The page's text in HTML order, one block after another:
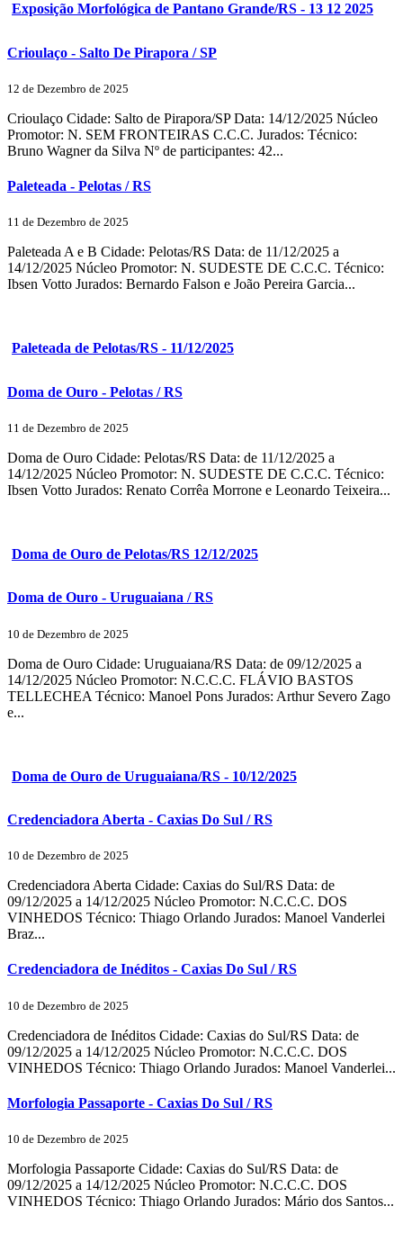
Exposição Morfológica de Pantano Grande/RS - 13 12 2025
Crioulaço - Salto De Pirapora / SP
12 de Dezembro de 2025
Crioulaço Cidade: Salto de Pirapora/SP Data: 14/12/2025 Núcleo
Promotor: N. SEM FRONTEIRAS C.C.C. Jurados: Técnico:
Bruno Wagner da Silva Nº de participantes: 42...
Paleteada - Pelotas / RS
11 de Dezembro de 2025
Paleteada A e B Cidade: Pelotas/RS Data: de 11/12/2025 a
14/12/2025 Núcleo Promotor: N. SUDESTE DE C.C.C. Técnico:
Ibsen Votto Jurados: Bernardo Falson e João Pereira Garcia...
Paleteada de Pelotas/RS - 11/12/2025
Doma de Ouro - Pelotas / RS
11 de Dezembro de 2025
Doma de Ouro Cidade: Pelotas/RS Data: de 11/12/2025 a
14/12/2025 Núcleo Promotor: N. SUDESTE DE C.C.C. Técnico:
Ibsen Votto Jurados: Renato Corrêa Morrone e Leonardo Teixeira...
Doma de Ouro de Pelotas/RS 12/12/2025
Doma de Ouro - Uruguaiana / RS
10 de Dezembro de 2025
Doma de Ouro Cidade: Uruguaiana/RS Data: de 09/12/2025 a
14/12/2025 Núcleo Promotor: N.C.C.C. FLÁVIO BASTOS
TELLECHEA Técnico: Manoel Pons Jurados: Arthur Severo Zago
e...
Doma de Ouro de Uruguaiana/RS - 10/12/2025
Credenciadora Aberta - Caxias Do Sul / RS
10 de Dezembro de 2025
Credenciadora Aberta Cidade: Caxias do Sul/RS Data: de
09/12/2025 a 14/12/2025 Núcleo Promotor: N.C.C.C. DOS
VINHEDOS Técnico: Thiago Orlando Jurados: Manoel Vanderlei
Braz...
Credenciadora de Inéditos - Caxias Do Sul / RS
10 de Dezembro de 2025
Credenciadora de Inéditos Cidade: Caxias do Sul/RS Data: de
09/12/2025 a 14/12/2025 Núcleo Promotor: N.C.C.C. DOS
VINHEDOS Técnico: Thiago Orlando Jurados: Manoel Vanderlei...
Morfologia Passaporte - Caxias Do Sul / RS
10 de Dezembro de 2025
Morfologia Passaporte Cidade: Caxias do Sul/RS Data: de
09/12/2025 a 14/12/2025 Núcleo Promotor: N.C.C.C. DOS
VINHEDOS Técnico: Thiago Orlando Jurados: Mário dos Santos...